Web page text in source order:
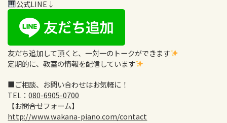
公式LINE↓
友だち追加して頂くと、一対一のトークができます
定期的に、教室の情報を配信しています
■ご相談、お問い合わせはお気軽に！
TEL：080-6905-0700
【お問合せフォーム】
http://www.wakana-piano.com/contact